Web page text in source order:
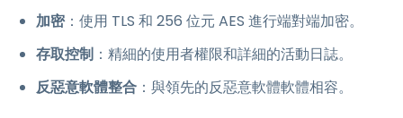
加密：使用 TLS 和 256 位元 AES 進行端對端加密。
存取控制 ：精細的使用者權限和詳細的活動日誌。
反惡意軟體整合 ：與領先的反惡意軟體軟體相容。